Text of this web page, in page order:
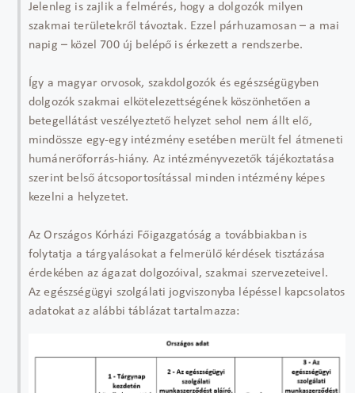
Jelenleg is zajlik a felmérés, hogy a dolgozók milyen
szakmai területekről távoztak. Ezzel párhuzamosan – a mai
napig – közel 700 új belépő is érkezett a rendszerbe.
Így a magyar orvosok, szakdolgozók és egészségügyben
dolgozók szakmai elkötelezettségének köszönhetően a
betegellátást veszélyeztető helyzet sehol nem állt elő,
mindössze egy-egy intézmény esetében merült fel átmeneti
humánerőforrás-hiány. Az intézményvezetők tájékoztatása
szerint belső átcsoportosítással minden intézmény képes
kezelni a helyzetet.
Az Országos Kórházi Főigazgatóság a továbbiakban is
folytatja a tárgyalásokat a felmerülő kérdések tisztázása
érdekében az ágazat dolgozóival, szakmai szervezeteivel.
Az egészségügyi szolgálati jogviszonyba lépéssel kapcsolatos
adatokat az alábbi táblázat tartalmazza: